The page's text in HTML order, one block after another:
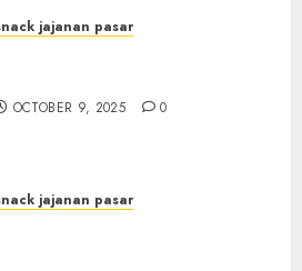
jajanan pasar
OCTOBER 9, 2025 0
jajanan pasar